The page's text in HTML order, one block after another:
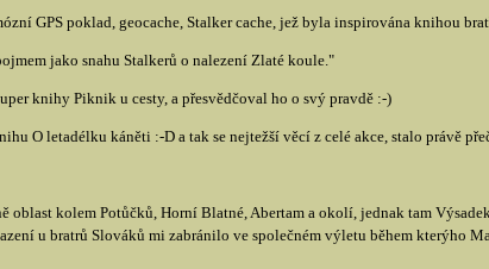
GPS poklad, geocache, Stalker cache, jež byla inspirována knihou
jako snahu Stalkerů o nalezení Zlaté koule."
knihy Piknik u cesty, a přesvědčoval ho o svý pravdě :-)
O letadélku káněti :-D a tak se nejtežší věcí z celé akce, stalo právě
kolem Potůčků, Horní Blatné, Abertam a okolí, jednak tam
u bratrů Slováků mi zabránilo ve společném výletu během kterýho